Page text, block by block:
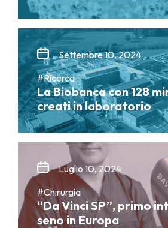
Settembre 10, 2024
#Ricerca
La Biobanca con 128
creati in laboratorio
Luglio 10, 2024
#Chirurgia
“Da Vinci SP”, primo
seno in Europa